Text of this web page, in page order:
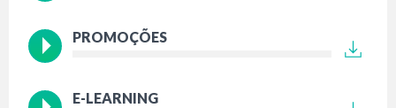
PROMOÇÕES
E-LEARNING